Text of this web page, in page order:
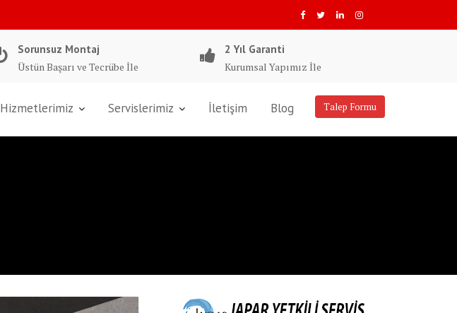
Sorunsuz Montaj
Üstün Başarı ve Tecrübe İle
2 Yıl Garanti
Kurumsal Yapımız İle
Talep Formu
Hizmetlerimiz Servislerimiz İletişim Blog